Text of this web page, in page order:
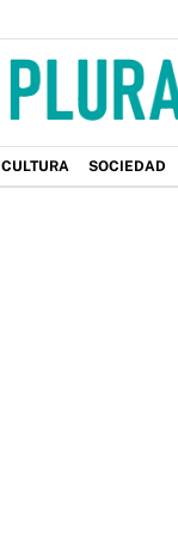
CULTURA SOCIEDAD